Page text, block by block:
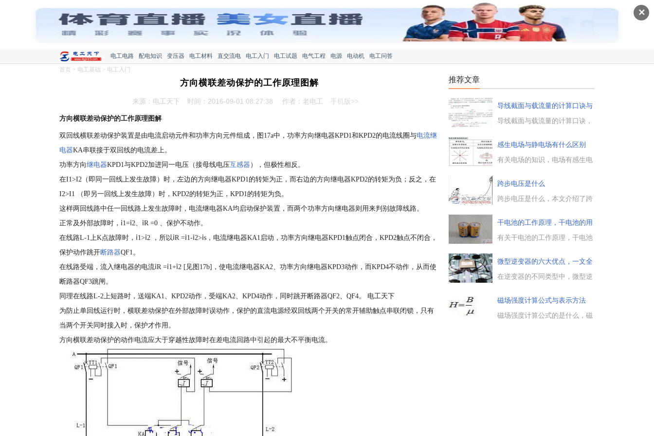
✕
电工电路 配电知识 变压器 电工材料 直交流电 电工入门 电工试题 电气工程 电源 电动机
电工问答
首页 > 电工基础 > 电工入门
方向横联差动保护的工作原理图解
来源：电工天下 时间：2016-09-01 08:27:38 作者：老电工 手机版>>
方向横联差动保护的工作原理图解
双回线横联差动保护装置是由电流启动元件和功率方向元件组成，图17a中，功率方向继电器KPD1和KPD2的电流线圈与电流继
电器KA串联接于双回线的电流差上。
功率方向继电器KPD1与KPD2加进同一电压（接母线电压互感器 ），但极性相反。
在I1>I2（即同一回线上发生故障）时，左边的方向继电器KPD1的转矩为正，而右边的方向继电器KPD2的转矩为负；反之，在
I2>I1 （即另一回线上发生故障）时，KPD2的转矩为正，KPD1的转矩为负。
这样两回线路中任一回线路上发生故障时，电流继电器KA均启动保护装置，而两个功率方向继电器则用来判别故障线路。
正常及外部故障时，ⅰ1=ⅰ2、ⅰR =0 、保护不动作。
在线路L-1上K点故障时，ⅰ1>ⅰ2 ，所以ⅰR =ⅰ1-ⅰ2>ⅰs，电流继电器KA1启动，功率方向继电器KPD1触点闭合，KPD2触点不闭合，
保护动作跳开断路器QF1。
在线路受端，流入继电器的电流ⅰR =ⅰ1+ⅰ2 [见图17b]，使电流继电器KA2、功率方向继电器KPD3动作，而KPD4不动作，从而使
断路器QF3跳闸。
同理在线路L-2上短路时，送端KA1、KPD2动作，受端KA2、KPD4动作，同时跳开断路器QF2、QF4。 电工天下
为防止单回线运行时，横联差动保护在外部故障时误动作，保护的直流电源经双回线两个开关的常开辅助触点串联闭锁，只有
当两个开关同时接入时，保护才作用。
方向横联差动保护的动作电流应大于穿越性故障时在差电流回路中引起的最大不平衡电流。
推荐文章
导线截面与载流量的计算口诀与
方
导线截面与载流量的计算口诀，
耗，另外负载大与小，敷设方式
也很多，平时工作不用算，根据
电流选导线，绝缘导线在不同敷
感生电场与静电场有什么区别
有关电场的知识，电场有感生电
件不同，描述电场的电场线特点
不同，电场方向的判断方法也不
同，这些都是感生电场与静电场
跨步电压是什么
跨步电压是什么，本文介绍了跨
指电气设备发生接地故障时，在
接地电流入地点周围电位分布区
行走的人，其两脚之间的电
干电池的工作原理，干电池的用
途
有关干电池的工作原理，干电池
学电源中的原电池，是一种一次
性电池，除了解干电池的原理
外，还需要知道干电池的一般用
微型逆变器的六大优点，一文全
面了
在逆变器的不同类型中，微型逆
围也是相当广泛的，这里总结了
微型逆变器的六大优点，帮助大
家了解下这种逆变器的特点，有
磁场强度计算公式与表示方法
磁场强度计算公式的是什么，磁